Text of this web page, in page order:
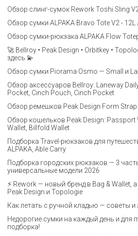
Обзор слинг-сумок Rework Toshi Sling
Обзор сумки ALPAKA Bravo Tote V2 - 12L /
Обзор сумки-рюкзака ALPAKA Flow
🚀 Bellroy • Peak Design • Orbitkey •
здесь 💫
Обзор сумки Piorama Osmo — Small и
Обзор аксессуаров Bellroy: Laneway
Pocket, Cinch Pouch, Cinch Pocket
Обзор ремешков Peak Design Form Strap
Обзор кошельков Peak Design: Passport
Wallet, Billfold Wallet
Подборка Travel-рюкзаков для
ALPAKA, Able Carry
Подборка городских рюкзаков — 3
универсальные модели 2026
⚡️ Rework — новый бренд в Bag & Wallet,
Peak Design и Topologie
Как летать с ручной кладью — советы и
Недорогие сумки на каждый день и для
подборка!